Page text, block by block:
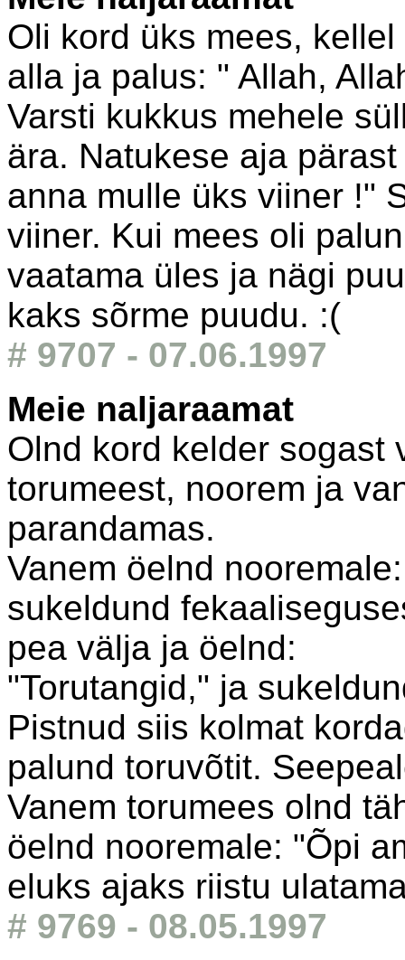
Oli kord üks mees,
alla ja palus: " Allah,
Varsti kukkus mehele
ära. Natukese aja
anna mulle üks viiner !"
viiner. Kui mees oli
vaatama üles ja nägi
kaks sõrme puudu. :(
# 9707 - 07.06.1997
Meie naljaraamat
Olnd kord kelder sogast
torumeest, noorem ja
parandamas.
Vanem öelnd
sukeldund
pea välja ja öelnd:
"Torutangid," ja
Pistnud siis kolmat
palund toruvõtit.
Vanem torumees olnd
öelnd nooremale: "Õpi
eluks ajaks riistu
# 9769 - 08.05.1997